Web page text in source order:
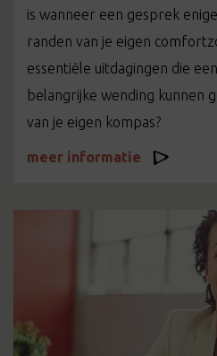
is wanneer een gesprek
randen van je eigen
essentiële uitdagingen die
belangrijke wending kunnen
van je eigen kompas?
meer informatie